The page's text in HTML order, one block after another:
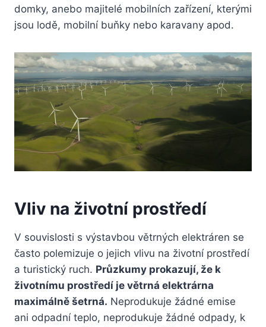
domky, anebo majitelé mobilních zařízení, kterými
jsou lodě, mobilní buňky nebo karavany apod.
Vliv na životní prostředí
V souvislosti s výstavbou větrných elektráren se
často polemizuje o jejich vlivu na životní prostředí
a turistický ruch. Průzkumy prokazují, že k
životnímu prostředí je větrná elektrárna
maximálně šetrná. Neprodukuje žádné emise
ani odpadní teplo, neprodukuje žádné odpady, k